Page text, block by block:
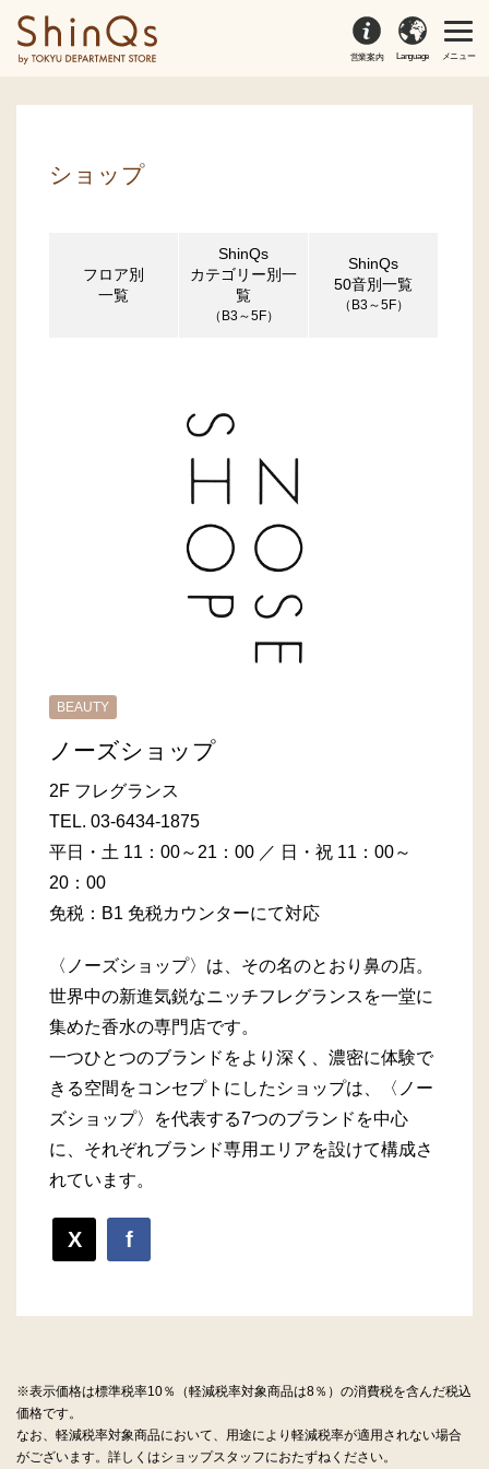
営業案内 Language メニュー
ショップ
フロア別
一覧
ShinQs
カテゴリー別一
覧
（B3～5F）
ShinQs
50音別一覧
（B3～5F）
BEAUTY
ノーズショップ
2F フレグランス
TEL. 03-6434-1875
平日・土 11：00～21：00 ／ 日・祝 11：00～
20：00
免税：B1 免税カウンターにて対応
〈ノーズショップ〉は、その名のとおり鼻の店。
世界中の新進気鋭なニッチフレグランスを一堂に
集めた香水の専門店です。
一つひとつのブランドをより深く、濃密に体験で
きる空間をコンセプトにしたショップは、〈ノー
ズショップ〉を代表する7つのブランドを中心
に、それぞれブランド専用エリアを設けて構成さ
れています。
X f
※表示価格は標準税率10％（軽減税率対象商品は8％）の消費税を含んだ税込
価格です。
なお、軽減税率対象商品において、用途により軽減税率が適用されない場合
がございます。詳しくはショップスタッフにおたずねください。